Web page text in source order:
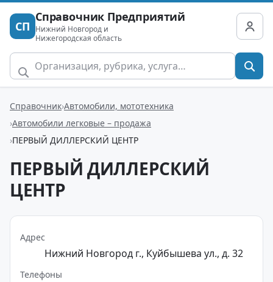
СП
Справочник Предприятий
Нижний Новгород и
Нижегородская область
Справочник Автомобили, мототехника
Автомобили легковые – продажа
ПЕРВЫЙ ДИЛЛЕРСКИЙ ЦЕНТР
ПЕРВЫЙ ДИЛЛЕРСКИЙ
ЦЕНТР
Адрес
Нижний Новгород г., Куйбышева ул., д. 32
Телефоны